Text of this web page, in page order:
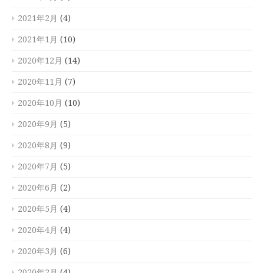
2021年2月 (4)
2021年1月 (10)
2020年12月 (14)
2020年11月 (7)
2020年10月 (10)
2020年9月 (5)
2020年8月 (9)
2020年7月 (5)
2020年6月 (2)
2020年5月 (4)
2020年4月 (4)
2020年3月 (6)